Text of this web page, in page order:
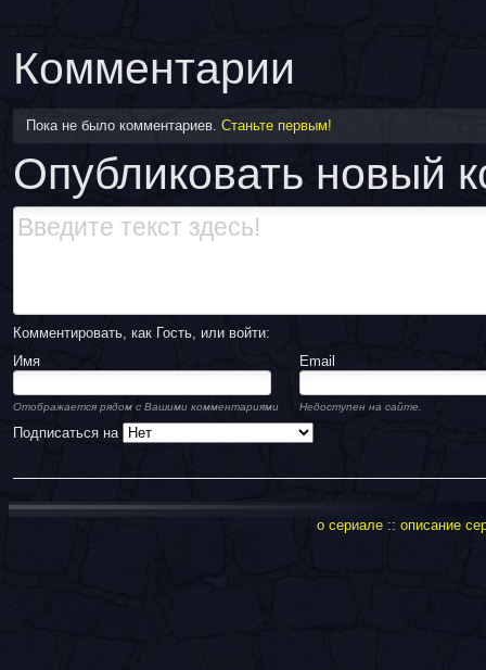
Комментарии
Пока не было комментариев. Станьте первым!
Опубликовать новый
Комментировать, как Гость, или войти:
Имя
Email
Отображается рядом с Вашими комментариями Недоступен на сайте.
Подписаться на
о сериале:: описание